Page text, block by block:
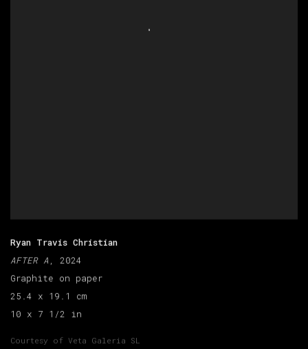
Ryan Travis Christian
AFTER A , 2024
Graphite on paper
25.4 x 19.1 cm
10 x 7 1/2 in
Courtesy of Veta Galeria SL